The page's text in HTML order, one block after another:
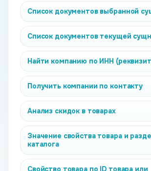
Список документов выбранной
Список документов текущей
Найти компанию по ИНН
Получить компании по контакту
Анализ скидок в товарах
Значение свойства товара и
каталога
Свойство товара по ID товара или